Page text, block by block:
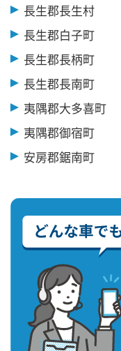
長生郡長生村
長生郡白子町
長生郡長柄町
長生郡長南町
夷隅郡大多喜町
夷隅郡御宿町
安房郡鋸南町